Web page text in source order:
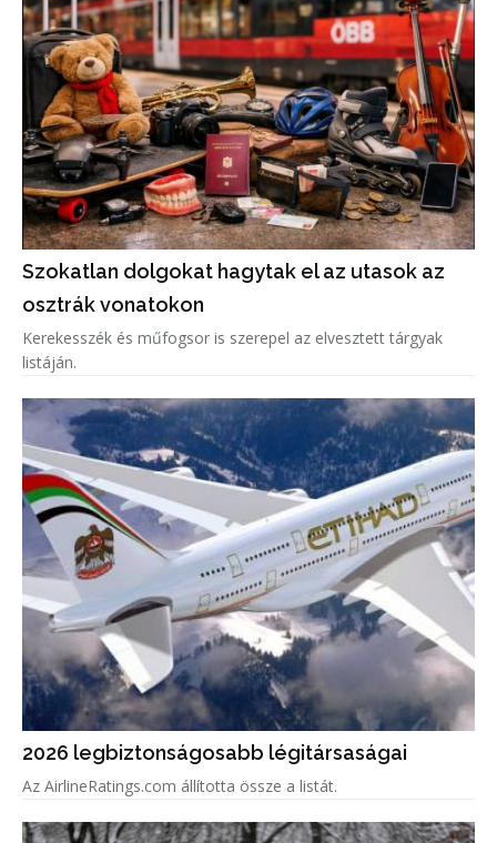
Szokatlan dolgokat hagytak el az utasok az
osztrák vonatokon
Kerekesszék és műfogsor is szerepel az elvesztett tárgyak
listáján.
2026 legbiztonságosabb légitársaságai
Az AirlineRatings.com állította össze a listát.